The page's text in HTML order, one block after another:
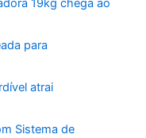
19kg chega ao
para
atrai
Sistema de